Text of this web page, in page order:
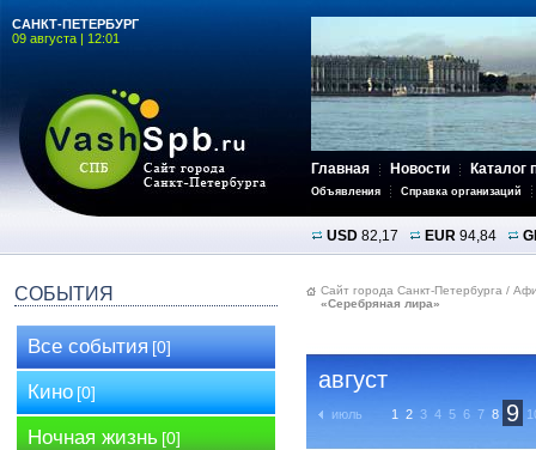
САНКТ-ПЕТЕРБУРГ
09 августа | 12:01
Главная Новости Каталог
Объявления Справка организаций
USD 82,17 EUR 94,84
СОБЫТИЯ
Все события[0]
Кино[0]
Ночная жизнь [0]
Сайт города Санкт-Петербурга /
«Серебряная лира»
август
июль 1 2 3 4 5 6 7 8 9